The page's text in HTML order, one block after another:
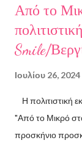
Από το
Smile/
Ιουλίου 26, 2024
Η πολιτιστική
"Από το Μικρό
προσκήνιο